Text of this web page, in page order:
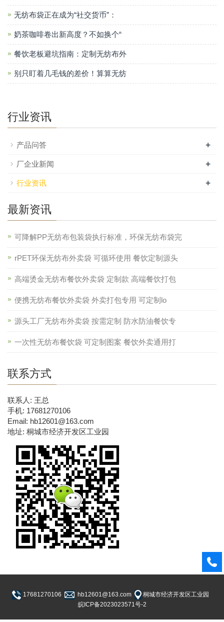
无纺布袋正在成为“社交货币”：
奶茶咖啡卷出新高度？不如换个“
餐饮老板避坑指南：定制无纺布外
别只盯着几毛钱的差价！算算无纺
行业资讯
产品问答 +
厂企业新闻 +
行业资讯 +
最新资讯
可降解PP无纺布包装袋执行标准，环保无纺布袋完
rPET环保无纺布外卖袋 可循环使用 餐饮定制源头
高端烫金无纺布餐饮外卖袋 定制款 高端餐饮打包
便携无纺布餐饮外卖袋 外卖打包专用 可定制lo
源头工厂无纺布外卖袋 按需定制 防水防油餐饮专
一次性无纺布餐饮袋 可定制图案 餐饮外卖通用打
联系方式
联系人: 王总
手机: 17681270106
Email: hb12601@163.com
地址: 桐城市经济开发区工业园
17681270106 hb12601@163.com
桐城市经济开发区工业园
皖ICP备2023023571号-2